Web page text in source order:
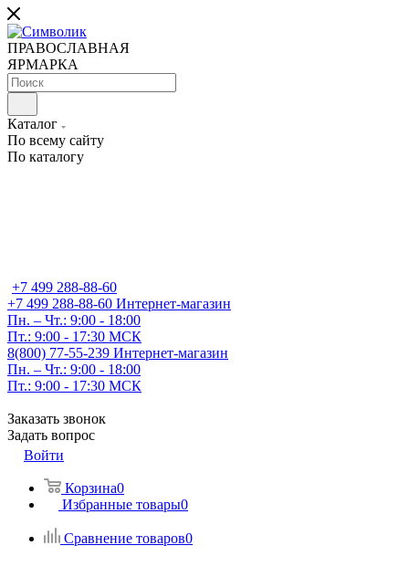
ПРАВОСЛАВНАЯ
ЯРМАРКА
Каталог
По всему сайту
По каталогу
+7 499 288-88-60
+7 499 288-88-60 Интернет-магазин
Пн. – Чт.: 9:00 - 18:00
Пт.: 9:00 - 17:30 МСК
8(800) 77-55-239 Интернет-магазин
Пн. – Чт.: 9:00 - 18:00
Пт.: 9:00 - 17:30 МСК
Заказать звонок
Задать вопрос
Войти
Корзина0
Избранные товары0
Сравнение товаров0